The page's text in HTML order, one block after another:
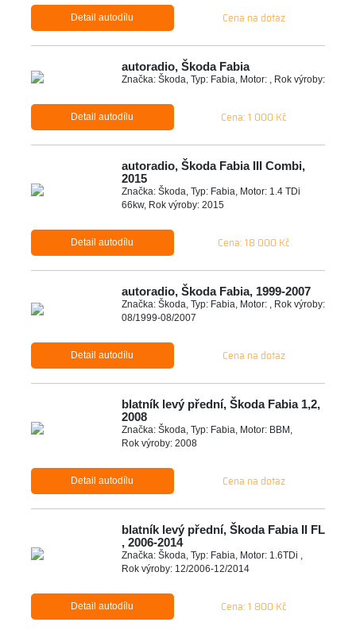
Detail autodílu Cena na dotaz
autoradio, Škoda Fabia
Značka: Škoda, Typ: Fabia, Motor: , Rok výroby:
Detail autodílu Cena: 1 000 Kč
autoradio, Škoda Fabia III Combi,
2015
Značka: Škoda, Typ: Fabia, Motor: 1.4 TDi
66kw, Rok výroby: 2015
Detail autodílu Cena: 18 000 Kč
autoradio, Škoda Fabia, 1999-2007
Značka: Škoda, Typ: Fabia, Motor: , Rok výroby:
08/1999-08/2007
Detail autodílu Cena na dotaz
blatník levý přední, Škoda Fabia 1,2,
2008
Značka: Škoda, Typ: Fabia, Motor: BBM,
Rok výroby: 2008
Detail autodílu Cena na dotaz
blatník levý přední, Škoda Fabia II FL
, 2006-2014
Značka: Škoda, Typ: Fabia, Motor: 1.6TDi ,
Rok výroby: 12/2006-12/2014
Detail autodílu Cena: 1 800 Kč